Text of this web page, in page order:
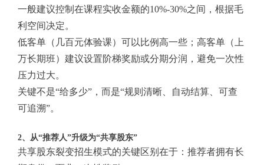
一般建议控制在课程实收金额的10%-30%之间，根据毛
利空间决定。
低客单（几百元体验课）可以比例高一些；高客单（上
万长期班）建议设置阶梯奖励或分期分润，避免一次性
压力过大。
关键不是“给多少”，而是“规则清晰、自动结算、可查
可追溯”。
2、从“推荐人”升级为“共享股东”
共享股东裂变招生模式的关键区别在于：推荐者拥有长